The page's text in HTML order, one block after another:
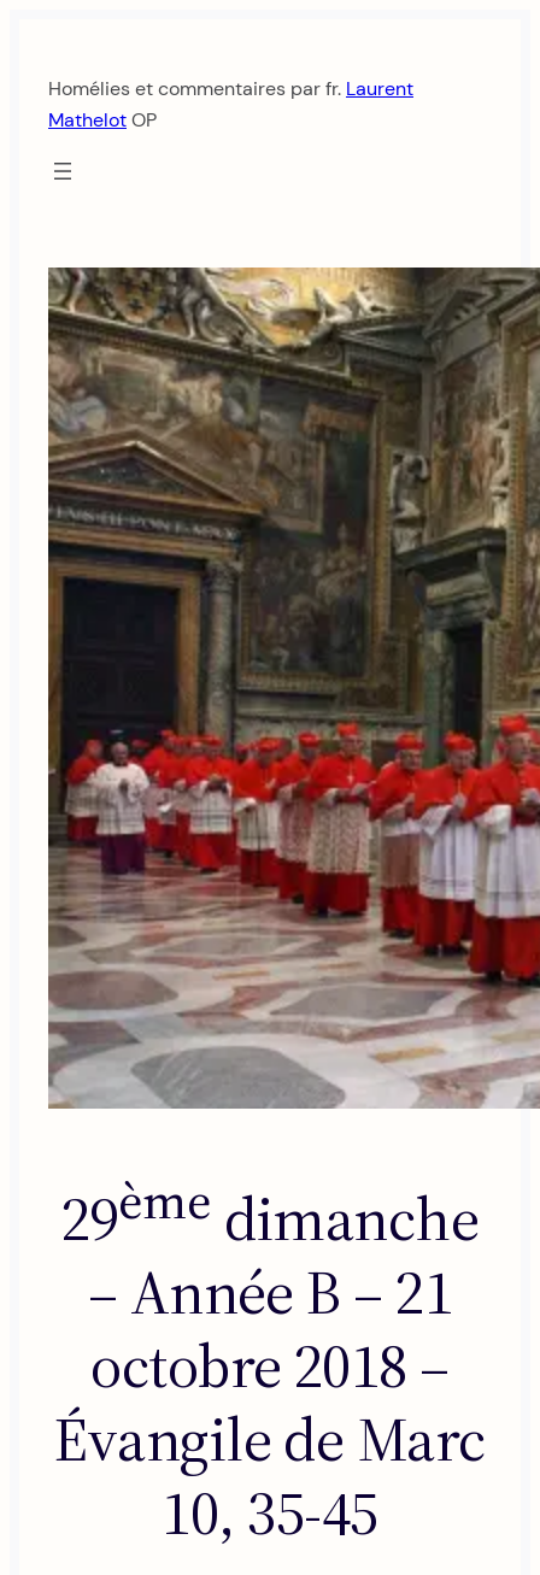
contenu
Homélies et commentaires par fr. Laurent
MathelotOP
29ème dimanche
– Année B – 21
octobre 2018 –
Évangile de Marc
10, 35-45